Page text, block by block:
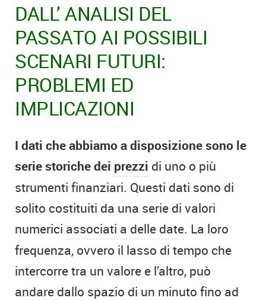
DALL’ ANALISI DEL
PASSATO AI POSSIBILI
SCENARI FUTURI:
PROBLEMI ED
IMPLICAZIONI
I dati che abbiamo a disposizione sono le
serie storiche dei prezzi di uno o più
strumenti finanziari. Questi dati sono di
solito costituiti da una serie di valori
numerici associati a delle date. La loro
frequenza, ovvero il lasso di tempo che
intercorre tra un valore e l’altro, può
andare dallo spazio di un minuto fino ad